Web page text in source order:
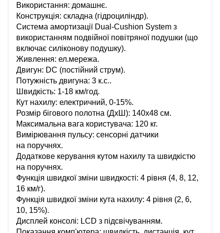
Використання: домашнє.
Конструкція: складна (гідроциліндр).
Система амортизації Dual-Cushion System з
використанням подвійної повітряної подушки (що
включає силіконову подушку).
Живлення: ел.мережа.
Двигун: DC (постійний струм).
Потужність двигуна: 3 к.с..
Швидкість: 1-18 км/год.
Кут нахилу: електричний, 0-15%.
Розмір бігового полотна (ДхШ): 140х48 см.
Максимальна вага користувача: 120 кг.
Вимірювання пульсу: сенсорні датчики
на поручнях.
Додаткове керування кутом нахилу та швидкістю
на поручнях.
Функція швидкої зміни швидкості: 4 рівня (4, 8, 12,
16 км/г).
Функція швидкої зміни кута нахилу: 4 рівня (2, 6,
10, 15%).
Дисплей консолі: LCD з підсвічуванням.